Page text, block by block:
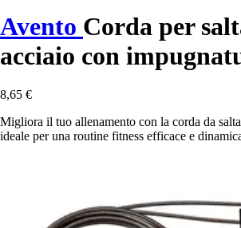
Avento Corda per
acciaio con
8,65 €
Migliora il tuo allenamento con la corda da
ideale per una routine fitness efficace e